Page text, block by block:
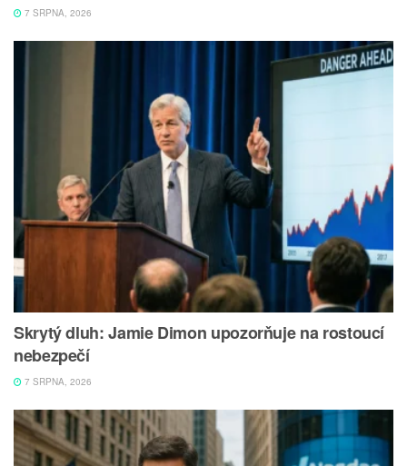
7 SRPNA, 2026
Skrytý dluh: Jamie Dimon upozorňuje na rostoucí
nebezpečí
7 SRPNA, 2026